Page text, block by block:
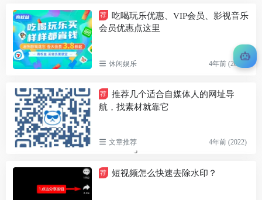
荐
吃喝玩乐优惠、VIP会员、影视音乐
会员优惠点这里
休闲娱乐 4年前 (2022)
荐
推荐几个适合自媒体人的网址导
航，找素材就靠它
文章推荐 4年前 (2022)
荐 短视频怎么快速去除水印？